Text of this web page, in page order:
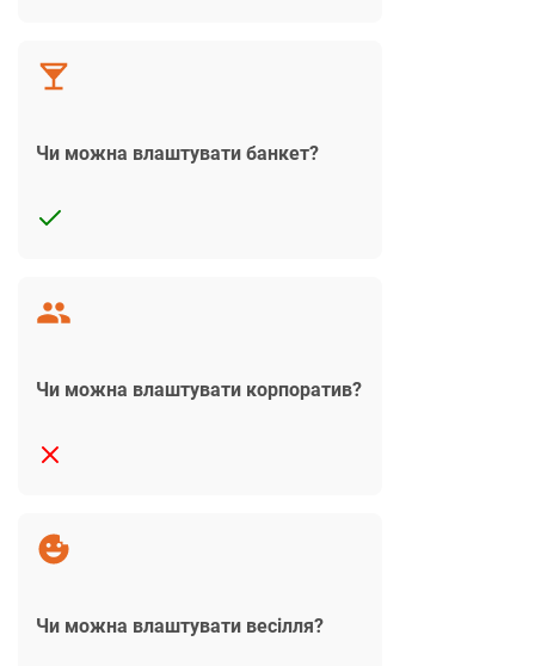
Чи можна влаштувати банкет?
Чи можна влаштувати корпоратив?
Чи можна влаштувати весілля?